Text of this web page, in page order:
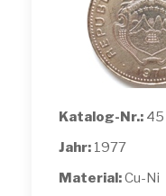
Katalog-Nr.: 45
Jahr: 1977
Material:Cu-Ni